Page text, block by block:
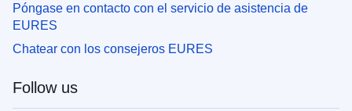
Póngase en contacto con el servicio de asistencia de
EURES
Chatear con los consejeros EURES
Follow us